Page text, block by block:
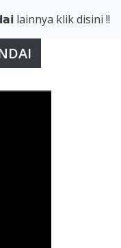
lainnya klik disini !!